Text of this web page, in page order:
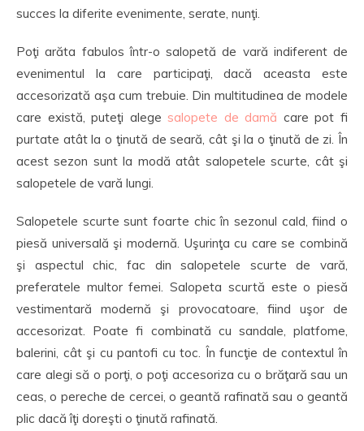
succes la diferite evenimente, serate, nunţi.
Poţi arăta fabulos într-o salopetă de vară indiferent de
evenimentul la care participaţi, dacă aceasta este
accesorizată aşa cum trebuie. Din multitudinea de modele
care există, puteţi alegesalopete de damă care pot fi
purtate atât la o ţinută de seară, cât şi la o ţinută de zi. În
acest sezon sunt la modă atât salopetele scurte, cât şi
salopetele de vară lungi.
Salopetele scurte sunt foarte chic în sezonul cald, fiind o
piesă universală şi modernă. Uşurinţa cu care se combină
şi aspectul chic, fac din salopetele scurte de vară,
preferatele multor femei. Salopeta scurtă este o piesă
vestimentară modernă şi provocatoare, fiind uşor de
accesorizat. Poate fi combinată cu sandale, platfome,
balerini, cât şi cu pantofi cu toc. În funcţie de contextul în
care alegi să o porţi, o poţi accesoriza cu o brăţară sau un
ceas, o pereche de cercei, o geantă rafinată sau o geantă
plic dacă îţi doreşti o ţinută rafinată.